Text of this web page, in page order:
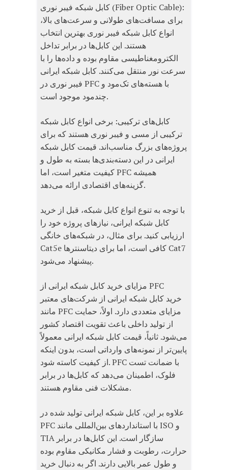
کابل شبکه فیبر نوری (Fiber Optic Cable):
برای مسافت‌های طولانی و سرعت‌های بالا،
انواع کابل شبکه فیبر نوری بهترین انتخاب
هستند. این کابل‌ها در برابر تداخل
الکترومغناطیسی مقاوم بوده و داده‌ها را با
سرعت نور منتقل می‌کنند. کابل شبکه ایرانی
فیبر نوری در PFC با هسته‌های تک‌مود و
چندمود موجود است.
کابل‌های ترکیبی: برخی انواع کابل شبکه
ترکیبی از مسی و فیبر نوری هستند که برای
پروژه‌های بزرگ مناسب‌اند. قیمت کابل شبکه
ایرانی در این دسته‌بندی‌ها بسته به طول و
کیفیت متغیر است، اما PFC همیشه
گزینه‌های اقتصادی ارائه می‌دهد.
با توجه به تنوع انواع کابل شبکه، قبل از خرید
کابل شبکه ایرانی، نیازهای پروژه خود را
ارزیابی کنید. برای مثال، در شبکه‌های خانگی
Cat5e کافی است، اما برای دیتاسنترها Cat7
پیشنهاد می‌شود.
مزایای خرید کابل شبکه ایرانی از PFC
خرید کابل شبکه ایرانی از شرکت‌های معتبر
مانند PFC مزایای متعددی دارد. اولاً، حمایت
از تولید داخلی باعث تقویت اقتصاد کشور
می‌شود. ثانیاً، قیمت کابل شبکه ایرانی معمولاً
پایین‌تر از نمونه‌های وارداتی است، بدون اینکه
از کیفیت کاسته شود. PFC با ضمانت تست
فلوک، اطمینان می‌دهد که کابل‌ها در برابر
مشکلات فنی مقاوم هستند.
علاوه بر این، کابل شبکه ایرانی تولید شده در
PFC با استانداردهای بین‌المللی مانند ISO و
TIA سازگار است. این کابل‌ها در برابر
حرارت، رطوبت و فشار مکانیکی مقاوم بوده
و طول عمر بالایی دارند. اگر به دنبال خرید